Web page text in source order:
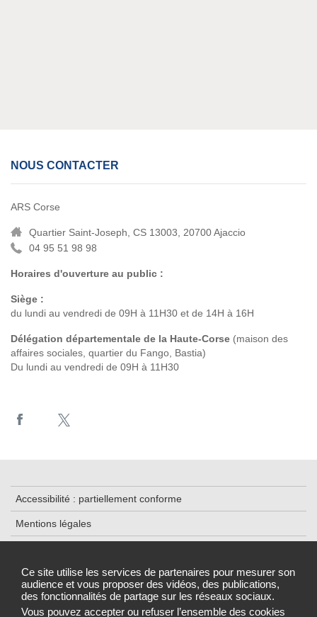
Ce site utilise les services de partenaires pour mesurer son
audience et vous proposer des vidéos, des publications,
des fonctionnalités de partage sur les réseaux sociaux.
Vous pouvez accepter ou refuser l’ensemble des cookies
NOUS CONTACTER
ARS Corse
Quartier Saint-Joseph, CS 13003, 20700 Ajaccio
04 95 51 98 98
Horaires d'ouverture au public :
Siège :
du lundi au vendredi de 09H à 11H30 et de 14H à 16H
Délégation départementale de la Haute-Corse (maison des
affaires sociales, quartier du Fango, Bastia)
Du lundi au vendredi de 09H à 11H30
Accessibilité : partiellement conforme
Mentions légales
Plan du site
Gestion des cookies